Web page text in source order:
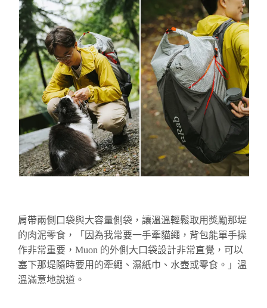
肩帶兩側口袋與大容量側袋，讓溫溫輕鬆取用獎勵那堤
的肉泥零食，「因為我常要一手牽貓繩，背包能單手操
作非常重要，Muon 的外側大口袋設計非常直覺，可以
塞下那堤隨時要用的牽繩、濕紙巾、水壺或零食。」溫
溫滿意地說道。